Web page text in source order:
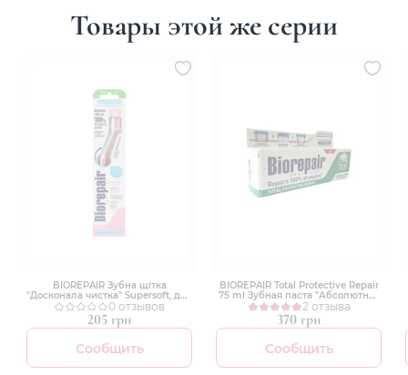
Товары этой же серии
BIOREPAIR Зубна щітка
"Досконала чистка" Supersoft, для
захисту ясен рожева
0 отзывов
205 грн
Сообщить
BIOREPAIR Total Protective Repair
75 ml Зубная паста "Абсолютная
защита и восстановление"
2 отзыва
370 грн
Сообщить